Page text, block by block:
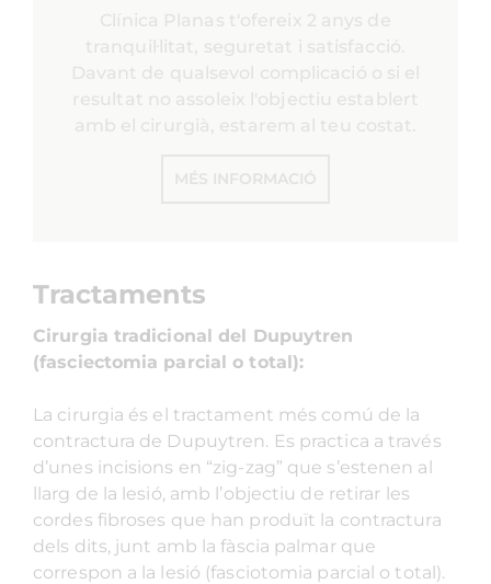
Clínica Planas t'ofereix 2 anys de
tranquil·litat, seguretat i satisfacció.
Davant de qualsevol complicació o si el
resultat no assoleix l'objectiu establert
amb el cirurgià, estarem al teu costat.
MÉS INFORMACIÓ
Tractaments
Cirurgia tradicional del Dupuytren
(fasciectomia parcial o total):
La cirurgia és el tractament més comú de la
contractura de Dupuytren. Es practica a través
d’unes incisions en “zig-zag” que s’estenen al
llarg de la lesió, amb l’objectiu de retirar les
cordes fibroses que han produït la contractura
dels dits, junt amb la fàscia palmar que
correspon a la lesió (fasciotomia parcial o total).